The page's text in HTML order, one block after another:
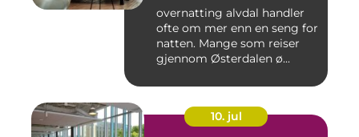
overnatting alvdal handler
ofte om mer enn en seng for
natten. Mange som reiser
gjennom Østerdalen ø...
10. jul